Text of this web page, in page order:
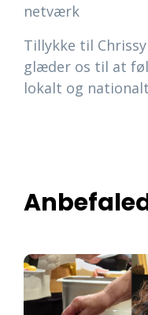
netværk
Tillykke til
glæder os til at
lokalt og